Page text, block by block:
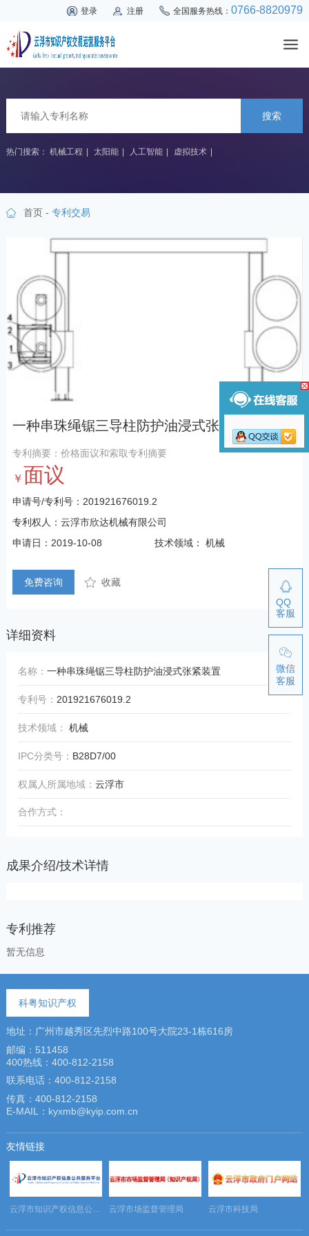
登录 注册 全国服务热线：0766-8820979
搜索
热门搜索： 机械工程 太阳能 人工智能 虚拟技术
首页- 专利交易
一种串珠绳锯三导柱防护油浸式张紧装置
专利摘要：价格面议和索取专利摘要
￥面议
申请号/专利号：201921676019.2
专利权人：云浮市欣达机械有限公司
申请日：2019-10-08
技术领域： 机械
免费咨询 收藏
详细资料
名称：一种串珠绳锯三导柱防护油浸式张紧装置
专利号： 201921676019.2
技术领域： 机械
IPC分类号： B28D7/00
权属人所属地域：云浮市
合作方式：
成果介绍/技术详情
专利推荐
暂无信息
科粤知识产权
地址：广州市越秀区先烈中路100号大院23-1栋616房
邮编：511458
400热线：400-812-2158
联系电话：400-812-2158
传真：400-812-2158
E-MAIL：kyxmb@kyip.com.cn
友情链接
云浮市知识产权信息公共服务平台 云浮市场监督管理局 云浮市科技局
QQ
客服
微信
客服